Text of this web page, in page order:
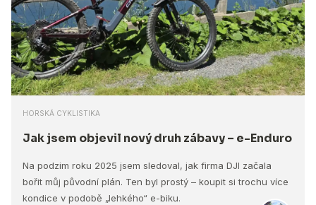
HORSKÁ CYKLISTIKA
Jak jsem objevil nový druh zábavy – e-Enduro
Na podzim roku 2025 jsem sledoval, jak firma DJI začala
bořit můj původní plán. Ten byl prostý – koupit si trochu více
kondice v podobě „lehkého“ e-biku.